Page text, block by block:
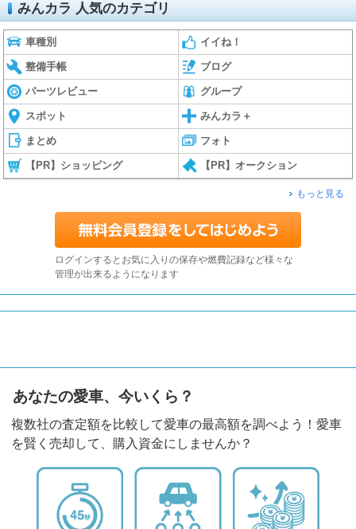
みんカラ 人気のカテゴリ
車種別 イイね！
整備手帳 ブログ
パーツレビュー グループ
スポット みんカラ＋
まとめ フォト
【PR】ショッピング 【PR】オークション
もっと見る
ログインするとお気に入りの保存や燃費記録など様々な
管理が出来るようになります
あなたの愛車、今いくら？
複数社の査定額を比較して愛車の最高額を調べよう！愛車
を賢く売却して、購入資金にしませんか？